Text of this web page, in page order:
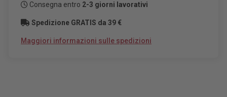
Consegna entro 2-3 giorni lavorativi
Spedizione GRATIS da 39 €
Maggiori informazioni sulle spedizioni